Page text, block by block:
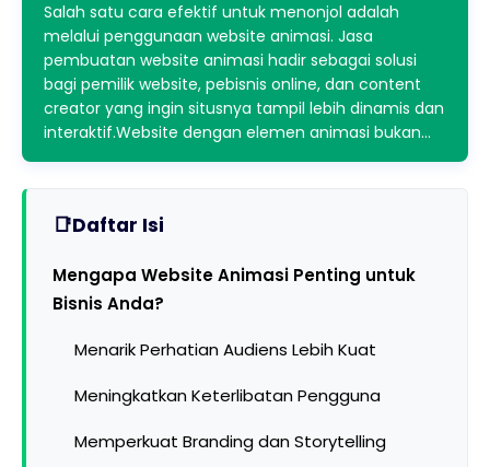
Salah satu cara efektif untuk menonjol adalah
melalui penggunaan website animasi. Jasa
pembuatan website animasi hadir sebagai solusi
bagi pemilik website, pebisnis online, dan content
creator yang ingin situsnya tampil lebih dinamis dan
interaktif.Website dengan elemen animasi bukan…
Daftar Isi
Mengapa Website Animasi Penting untuk
Bisnis Anda?
Menarik Perhatian Audiens Lebih Kuat
Meningkatkan Keterlibatan Pengguna
Memperkuat Branding dan Storytelling